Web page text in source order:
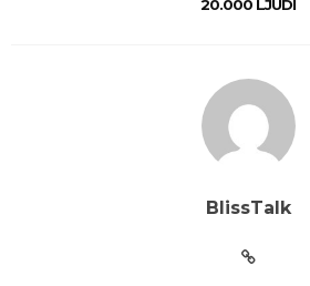
20.000 LJUDI
BlissTalk